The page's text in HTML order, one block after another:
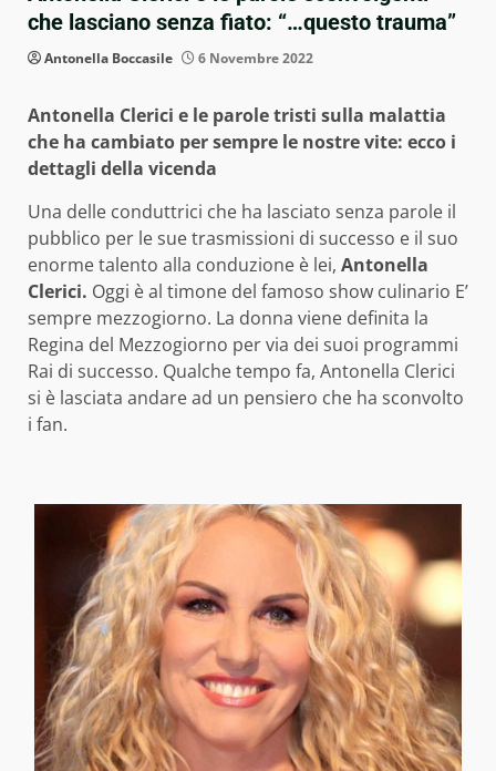
che lasciano senza fiato: “…questo trauma”
Antonella Boccasile 6 Novembre 2022
Antonella Clerici e le parole tristi sulla malattia
che ha cambiato per sempre le nostre vite: ecco i
dettagli della vicenda
Una delle conduttrici che ha lasciato senza parole il
pubblico per le sue trasmissioni di successo e il suo
enorme talento alla conduzione è lei, Antonella
Clerici. Oggi è al timone del famoso show culinario E’
sempre mezzogiorno. La donna viene definita la
Regina del Mezzogiorno per via dei suoi programmi
Rai di successo. Qualche tempo fa, Antonella Clerici
si è lasciata andare ad un pensiero che ha sconvolto
i fan.